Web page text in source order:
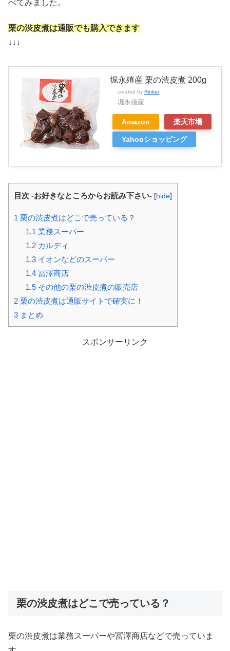
べてみました。
栗の渋皮煮は通販でも購入できます
↓↓↓
堀永殖産 栗の渋皮煮 200g
created by Rinker
堀永殖産
Amazon 楽天市場
Yahooショッピング
目次 -お好きなところからお読み下さい- [hide]
1 栗の渋皮煮はどこで売っている？
1.1 業務スーパー
1.2カルディ
1.3イオンなどのスーパー
1.4冨澤商店
1.5その他の栗の渋皮煮の販売店
2 栗の渋皮煮は通販サイトで確実に！
3 まとめ
スポンサーリンク
栗の渋皮煮はどこで売っている？
栗の渋皮煮は業務スーパーや冨澤商店などで売っていま